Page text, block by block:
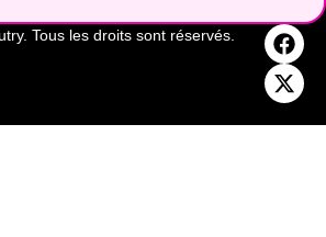
Tous les droits sont réservés.